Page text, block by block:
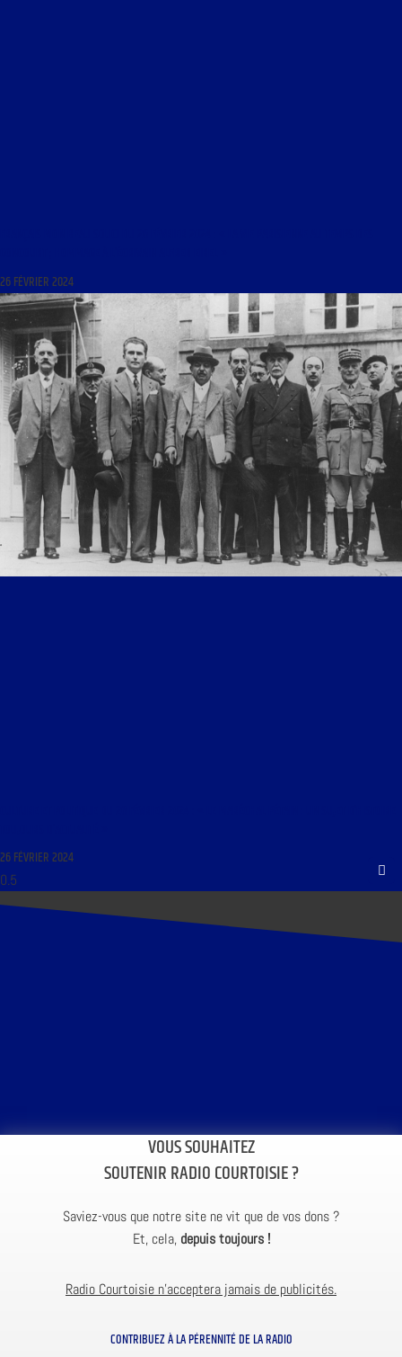
26 FÉVRIER 2024
26 FÉVRIER 2024
VOUS SOUHAITEZ
SOUTENIR RADIO COURTOISIE ?
Saviez-vous que notre site ne vit que de vos dons ?
Et, cela, depuis toujours !
Radio Courtoisie n’acceptera jamais de publicités.
CONTRIBUEZ À LA PÉRENNITÉ DE LA RADIO